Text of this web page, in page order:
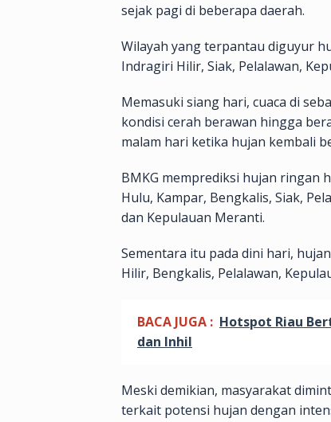
sejak pagi di beberapa daerah.
Wilayah yang terpantau diguyur
Indragiri Hilir, Siak, Pelalawan,
Memasuki siang hari, cuaca di
kondisi cerah berawan hingga
malam hari ketika hujan kembali
BMKG memprediksi hujan ringan
Hulu, Kampar, Bengkalis, Siak,
dan Kepulauan Meranti.
Sementara itu pada dini hari,
Hilir, Bengkalis, Pelalawan,
BACA JUGA : Hotspot Riau
dan Inhil
Meski demikian, masyarakat
terkait potensi hujan dengan